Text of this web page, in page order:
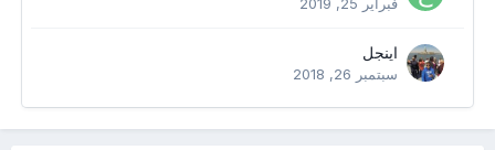
اينجل
سبتمبر 26, 2018